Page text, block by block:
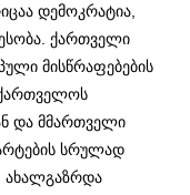
დემოკრატია,
ქართველი
მისწრაფებების
და მმართველი
სრულად
ახალგაზრდა